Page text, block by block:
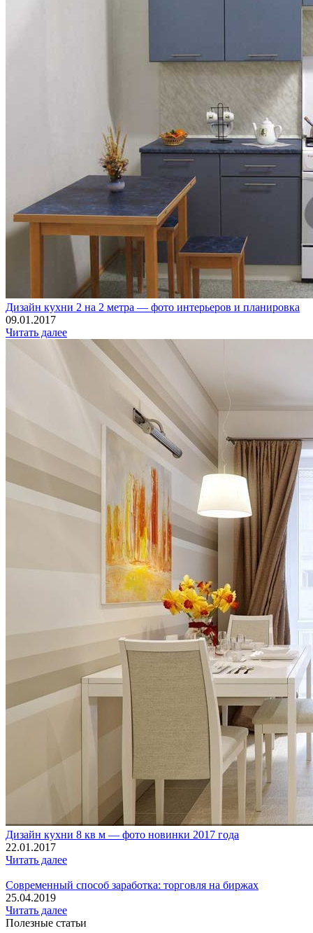
Дизайн кухни 2 на 2 метра — фото интерьеров и планировка
09.01.2017
Читать далее
Дизайн кухни 8 кв м — фото новинки 2017 года
22.01.2017
Читать далее
Современный способ заработка: торговля на биржах
25.04.2019
Читать далее
Полезные статьи